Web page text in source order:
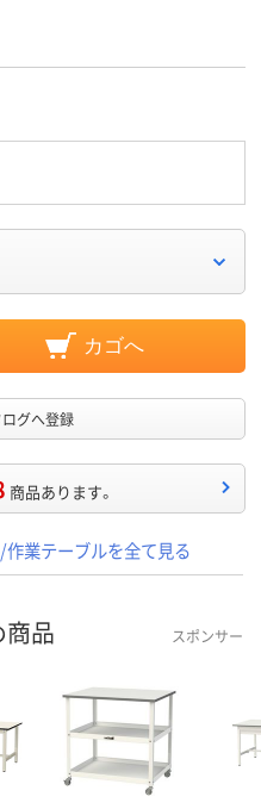
カゴへ
グへ登録
商品あります。
業テーブルを全て見る
品 スポンサー